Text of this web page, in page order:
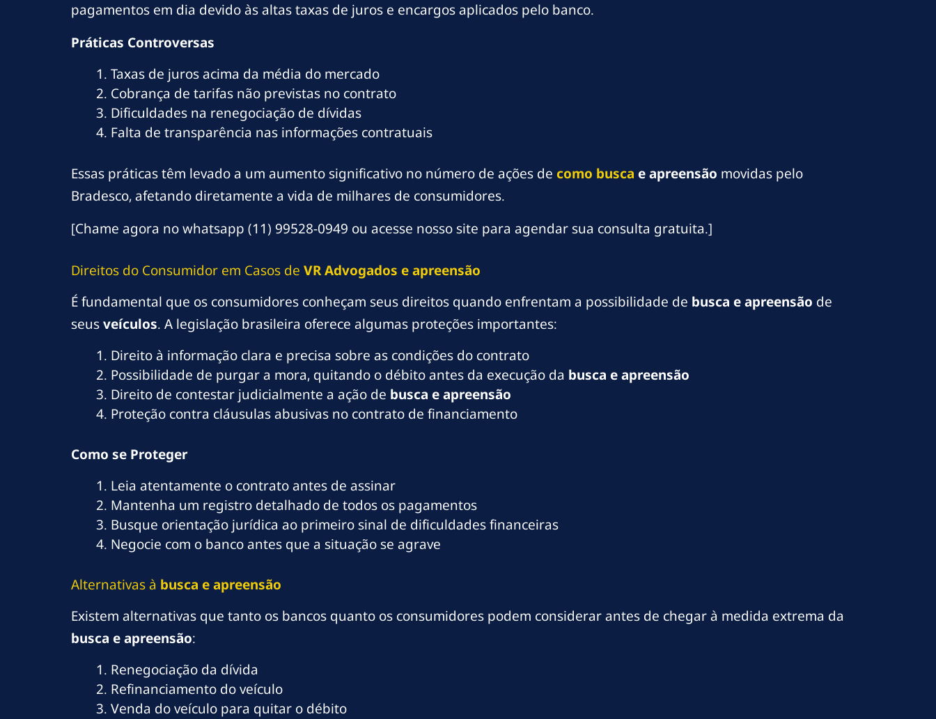
pagamentos em dia devido às altas taxas de juros e encargos aplicados pelo banco.
Práticas Controversas
Taxas de juros acima da média do mercado
Cobrança de tarifas não previstas no contrato
Dificuldades na renegociação de dívidas
Falta de transparência nas informações contratuais
Essas práticas têm levado a um aumento significativo no número de ações de como busca e apreensão movidas pelo
Bradesco, afetando diretamente a vida de milhares de consumidores.
[Chame agora no whatsapp (11) 99528-0949 ou acesse nosso site para agendar sua consulta gratuita.]
Direitos do Consumidor em Casos de VR Advogados e apreensão
É fundamental que os consumidores conheçam seus direitos quando enfrentam a possibilidade de busca e apreensão de
seusveículos. A legislação brasileira oferece algumas proteções importantes:
Direito à informação clara e precisa sobre as condições do contrato
Possibilidade de purgar a mora, quitando o débito antes da execução da busca e apreensão
Direito de contestar judicialmente a ação de busca e apreensão
Proteção contra cláusulas abusivas no contrato de financiamento
Como se Proteger
Leia atentamente o contrato antes de assinar
Mantenha um registro detalhado de todos os pagamentos
Busque orientação jurídica ao primeiro sinal de dificuldades financeiras
Negocie com o banco antes que a situação se agrave
Alternativas à busca e apreensão
Existem alternativas que tanto os bancos quanto os consumidores podem considerar antes de chegar à medida extrema da
busca e apreensão:
Renegociação da dívida
Refinanciamento do veículo
Venda do veículo para quitar o débito